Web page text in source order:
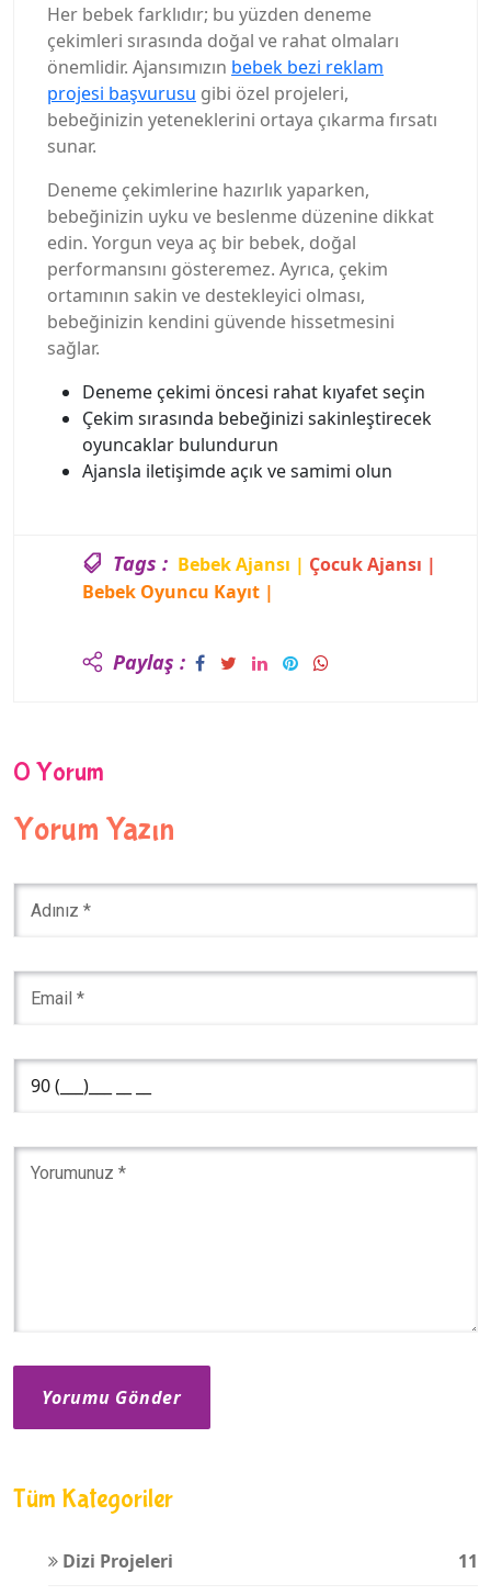
Her bebek farklıdır; bu yüzden deneme
çekimleri sırasında doğal ve rahat olmaları
önemlidir. Ajansımızın bebek bezi reklam
projesi başvurusu gibi özel projeleri,
bebeğinizin yeteneklerini ortaya çıkarma fırsatı
sunar.
Deneme çekimlerine hazırlık yaparken,
bebeğinizin uyku ve beslenme düzenine dikkat
edin. Yorgun veya aç bir bebek, doğal
performansını gösteremez. Ayrıca, çekim
ortamının sakin ve destekleyici olması,
bebeğinizin kendini güvende hissetmesini
sağlar.
Deneme çekimi öncesi rahat kıyafet seçin
Çekim sırasında bebeğinizi sakinleştirecek
oyuncaklar bulundurun
Ajansla iletişimde açık ve samimi olun
Tags : Bebek Ajansı | Çocuk Ajansı |
Bebek Oyuncu Kayıt |
Paylaş :
0 Yorum
Yorum Yazın
Yorumu Gönder
Tüm Kategoriler
Dizi Projeleri 11